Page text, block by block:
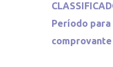
Período para
comprovante